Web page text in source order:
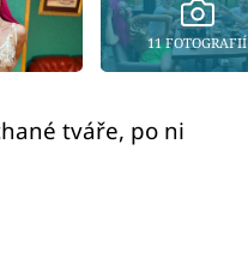
11 FOTOGRAFIÍ
tváře, po ni